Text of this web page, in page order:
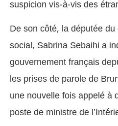
suspicion vis-à-vis des
De son côté, la députée
social, Sabrina Sebaihi a
gouvernement français
les prises de parole de
une nouvelle fois appelé à
poste de ministre de